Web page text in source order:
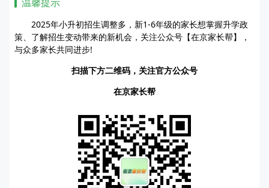
2025年小升初招生调整多，新1-6年级的家长想掌握升学政
策、了解招生变动带来的新机会，关注公众号【在京家长帮】，
与众多家长共同进步!
扫描下方二维码，关注官方公众号
在京家长帮